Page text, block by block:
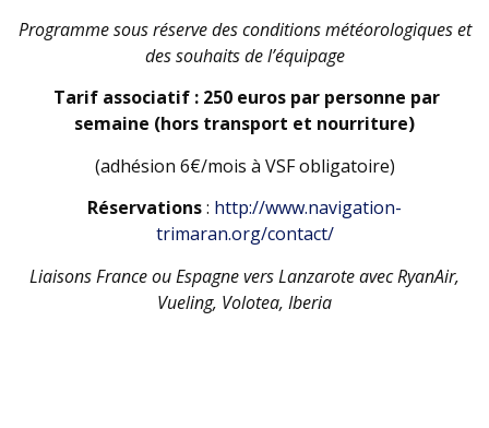
Programme sous réserve des conditions météorologiques et
des souhaits de l’équipage
Tarif associatif : 250 euros par personne par
semaine (hors transport et nourriture)
(adhésion 6€/mois à VSF obligatoire)
Réservations: http://www.navigation-
trimaran.org/contact/
Liaisons France ou Espagne vers Lanzarote avec RyanAir,
Vueling, Volotea, Iberia